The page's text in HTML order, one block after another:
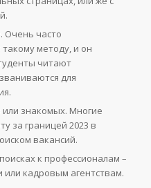
Очень часто
методу, и он
читают
для
знакомых. Многие
за границей 2023 в
вакансий.
к профессионалам –
или кадровым агентствам.